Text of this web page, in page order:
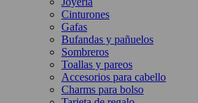
Cinturones
Gafas
Bufandas y pañuelos
Sombreros
Toallas y pareos
Accesorios para cabello
Charms para bolso